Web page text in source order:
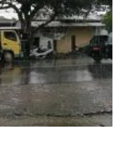
berawan hingga